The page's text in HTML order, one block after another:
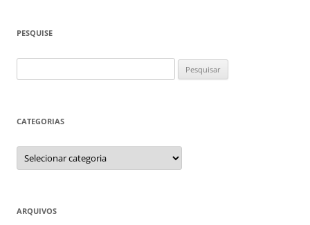
PESQUISE
por:
CATEGORIAS
Categorias
ARQUIVOS